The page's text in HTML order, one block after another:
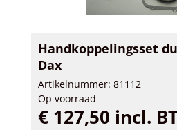
Handkoppelingsset
Dax
Artikelnummer: 81112
Op voorraad
€ 127,50 incl.